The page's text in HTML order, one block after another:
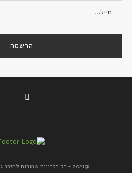
@2021 - כל הזכויות שמורות למירב גביש | ביצוע